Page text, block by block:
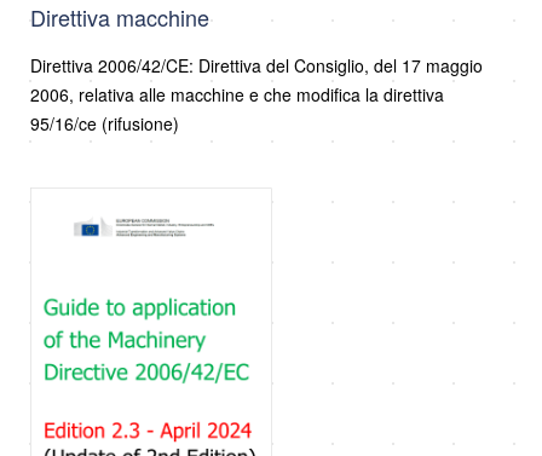
Direttiva macchine
Direttiva 2006/42/CE: Direttiva del Consiglio, del 17 maggio
2006, relativa alle macchine e che modifica la direttiva
95/16/ce (rifusione)